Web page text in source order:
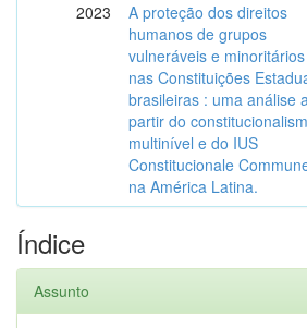
2023
A proteção dos direitos
humanos de grupos
vulneráveis e minoritários
nas Constituições
brasileiras : uma análise
partir do
multinível e do IUS
Constitucionale
na América Latina.
Índice
Assunto